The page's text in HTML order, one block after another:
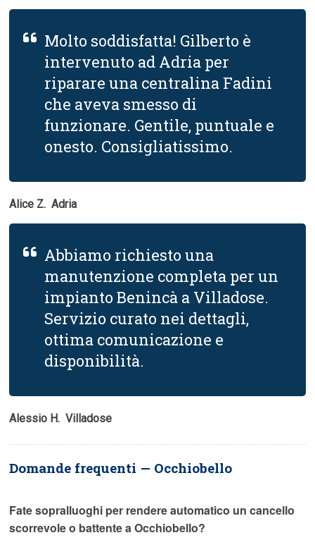
Molto soddisfatta! Gilberto è
intervenuto ad Adria per
riparare una centralina Fadini
che aveva smesso di
funzionare. Gentile, puntuale e
onesto. Consigliatissimo.
Alice Z.  Adria
Abbiamo richiesto una
manutenzione completa per un
impianto Benincà a Villadose.
Servizio curato nei dettagli,
ottima comunicazione e
disponibilità.
Alessio H.  Villadose
Domande frequenti — Occhiobello
Fate sopralluoghi per rendere automatico un cancello
scorrevole o battente a Occhiobello?